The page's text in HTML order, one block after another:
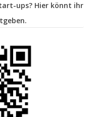
ups? Hier könnt ihr